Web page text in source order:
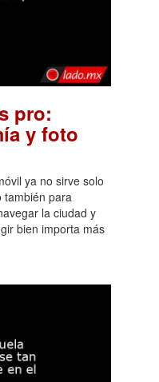
pro:
y foto
ya no sirve solo
también para
la ciudad y
bien importa más